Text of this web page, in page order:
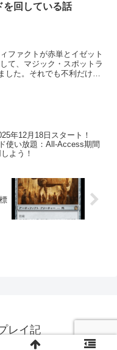
を回している話
ファクトが赤単とイゼット
て、マジック・スポットラ
した。それでも不利だけ
年12月18日スタート！
使い放題：All-Access期間
よう！
レイ記
プレイ記.